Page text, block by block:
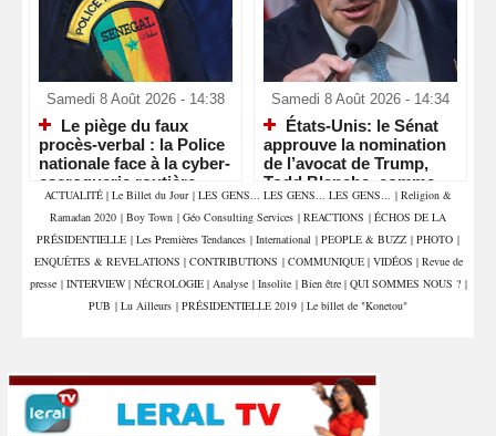
Samedi 8 Août 2026 - 14:38
Le piège du faux
procès-verbal : la Police
nationale face à la cyber-
escroquerie routière
Samedi 8 Août 2026 - 14:34
États-Unis: le Sénat
approuve la nomination
de l’avocat de Trump,
Todd Blanche, comme
ministre de la Justice
ACTUALITÉ | Le Billet du Jour | LES GENS... LES GENS... LES GENS... | Religion &
Ramadan 2020 | Boy Town | Géo Consulting Services | REACTIONS | ÉCHOS DE LA
PRÉSIDENTIELLE | Les Premières Tendances | International | PEOPLE & BUZZ | PHOTO |
ENQUÊTES & REVELATIONS | CONTRIBUTIONS | COMMUNIQUE | VIDÉOS | Revue de
presse | INTERVIEW | NÉCROLOGIE | Analyse | Insolite | Bien être | QUI SOMMES NOUS ? |
PUB | Lu Ailleurs | PRÉSIDENTIELLE 2019 | Le billet de "Konetou"